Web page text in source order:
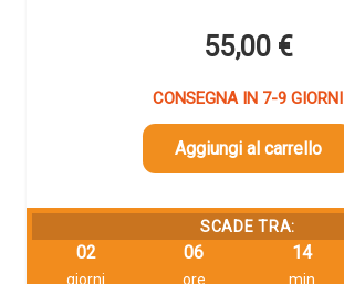
55,00 €
CONSEGNA IN 7-9 GIORNI
Aggiungi al carrello
SCADE TRA:
02
giorni
06
ore
14
min